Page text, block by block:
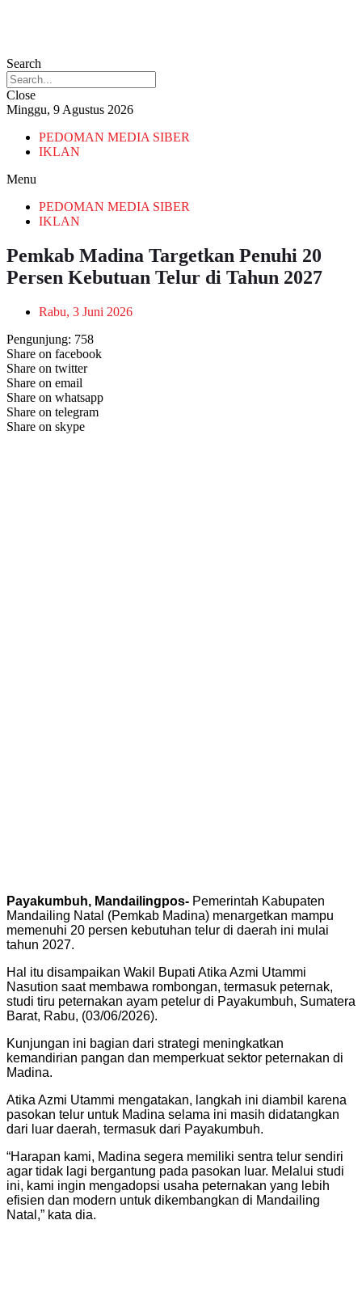
Search
Close
Minggu, 9 Agustus 2026
PEDOMAN MEDIA SIBER
IKLAN
Menu
PEDOMAN MEDIA SIBER
IKLAN
Pemkab Madina Targetkan Penuhi 20
Persen Kebutuan Telur di Tahun 2027
Rabu, 3 Juni 2026
Pengunjung: 758
Share on facebook
Share on twitter
Share on email
Share on whatsapp
Share on telegram
Share on skype
Payakumbuh, Mandailingpos- Pemerintah Kabupaten
Mandailing Natal (Pemkab Madina) menargetkan mampu
memenuhi 20 persen kebutuhan telur di daerah ini mulai
tahun 2027.
Hal itu disampaikan Wakil Bupati Atika Azmi Utammi
Nasution saat membawa rombongan, termasuk peternak,
studi tiru peternakan ayam petelur di Payakumbuh, Sumatera
Barat, Rabu, (03/06/2026).
Kunjungan ini bagian dari strategi meningkatkan
kemandirian pangan dan memperkuat sektor peternakan di
Madina.
Atika Azmi Utammi mengatakan, langkah ini diambil karena
pasokan telur untuk Madina selama ini masih didatangkan
dari luar daerah, termasuk dari Payakumbuh.
“Harapan kami, Madina segera memiliki sentra telur sendiri
agar tidak lagi bergantung pada pasokan luar. Melalui studi
ini, kami ingin mengadopsi usaha peternakan yang lebih
efisien dan modern untuk dikembangkan di Mandailing
Natal,” kata dia.